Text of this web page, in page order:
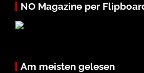
NO Magazine per
Am meisten gelesen